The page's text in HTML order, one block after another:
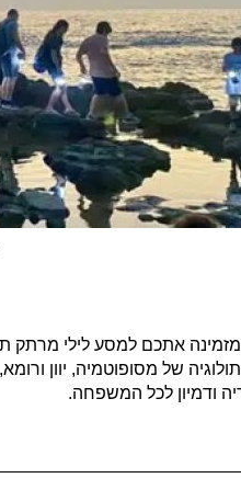
אתכם למסע לילי מרתק
של מסופוטמיה, יוון
ודמיון לכל המשפחה.